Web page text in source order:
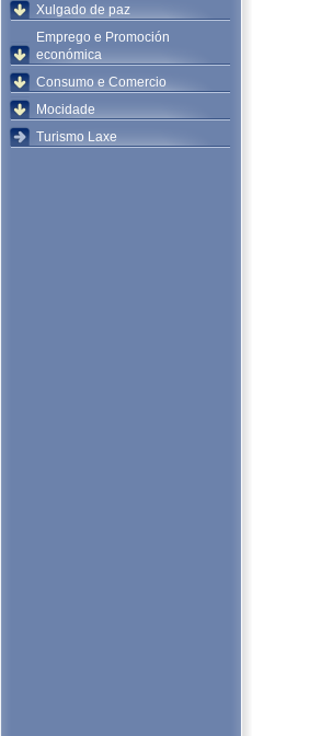
Xulgado de paz
Emprego e Promoción
económica
Consumo e Comercio
Mocidade
Turismo Laxe